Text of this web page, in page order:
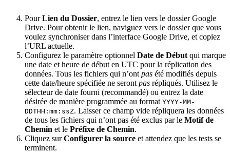
PourLien du Dossier, entrez le lien vers le dossier Google
Drive. Pour obtenir le lien, naviguez vers le dossier que vous
voulez synchroniser dans l’interface Google Drive, et copiez
l’URL actuelle.
Configurez le paramètre optionnel Date de Début qui marque
une date et heure de début en UTC pour la réplication des
données. Tous les fichiers qui n’ont pas été modifiés depuis
cette date/heure spécifiée ne seront pas répliqués. Utilisez le
sélecteur de date fourni (recommandé) ou entrez la date
désirée de manière programmée au format YYYY-MM-
DDTHH:mm:ssZ. Laisser ce champ vide répliquera les données
de tous les fichiers qui n’ont pas été exclus par le Motif de
Chemin et le Préfixe de Chemin.
Cliquez surConfigurer la source et attendez que les tests se
terminent.